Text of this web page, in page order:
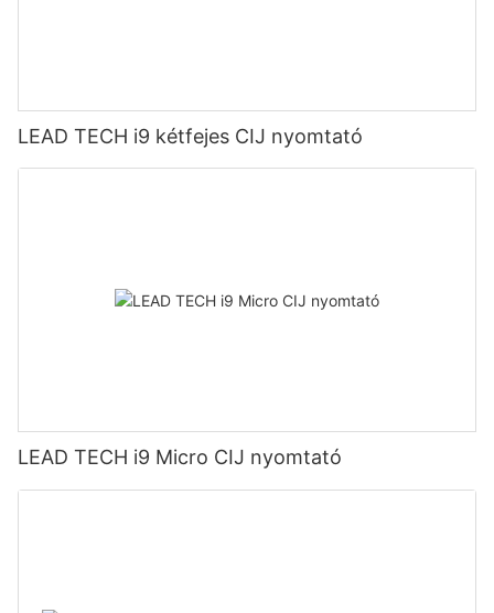
LEAD TECH i9 kétfejes CIJ nyomtató
LEAD TECH i9 Micro CIJ nyomtató